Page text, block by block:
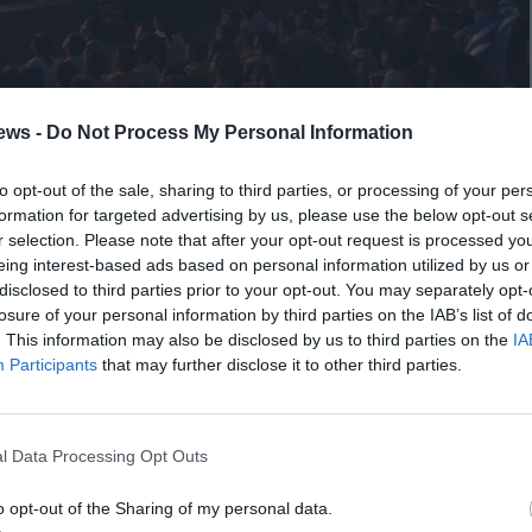
- Do Not Process My Personal Information
opt-out of the sale, sharing to third parties, or processing of your
for targeted advertising by us, please use the below opt-out
selection. Please note that after your opt-out request is processed
interest-based ads based on personal information utilized by us
to third parties prior to your opt-out. You may separately
of your personal information by third parties on the IAB’s list of
This information may also be disclosed by us to third parties on the
Participants that may further disclose it to other third parties.
Data Processing Opt Outs
opt-out of the Sharing of my personal data.
κάπως τυχαία, όμως πίσω από την επιτυχία
του Κωνσταντίνου σε αυτό που κάνει. Ο νεαρός
πνεύμα, εξελίσσεται πολύπλευρα πρώτα ο ίδιος και
καινοτόμα στοιχεία στις παραστάσεις του,
με τα παραμύθια ή το κουκλοθέατρο!
και τι είναι αυτό που την κρατάει